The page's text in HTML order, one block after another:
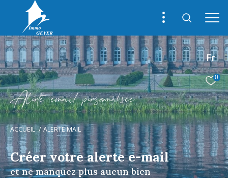
Fr
0
Alete emai pesonaiée
ACCUEIL ALERTE MAIL
Créer votre alerte e-mail
et ne manquez plus aucun bien